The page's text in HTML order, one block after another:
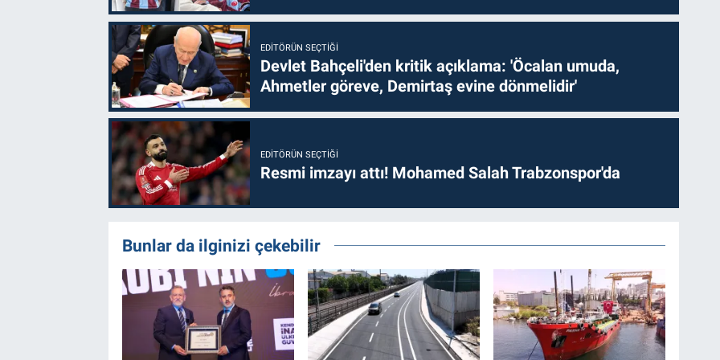
EDITÖRÜN SEÇTIĞI
Devlet Bahçeli'den kritik açıklama: 'Öcalan umuda,
Ahmetler göreve, Demirtaş evine dönmelidir'
EDITÖRÜN SEÇTIĞI
Resmi imzayı attı! Mohamed Salah Trabzonspor'da
Bunlar da ilginizi çekebilir